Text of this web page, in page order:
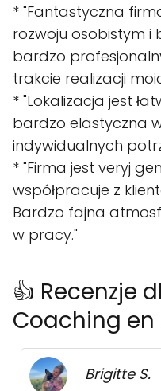
* "Fantastyczna
rozwoju osobistym i
bardzo
trakcie realizacji
* "Lokalizacja jest
bardzo elastyczna
indywidualnych
* "Firma jest veryj
współpracuje z
Bardzo fajna
w pracy."
👍 Recenzje
Coaching en
Brigitte S.